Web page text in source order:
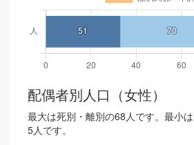
配偶者別人口（女性）
最大は死別・離別の68人です。最小
5人です。